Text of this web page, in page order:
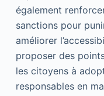
également
sanctions pour
améliorer
proposer des
les citoyens à
responsables en